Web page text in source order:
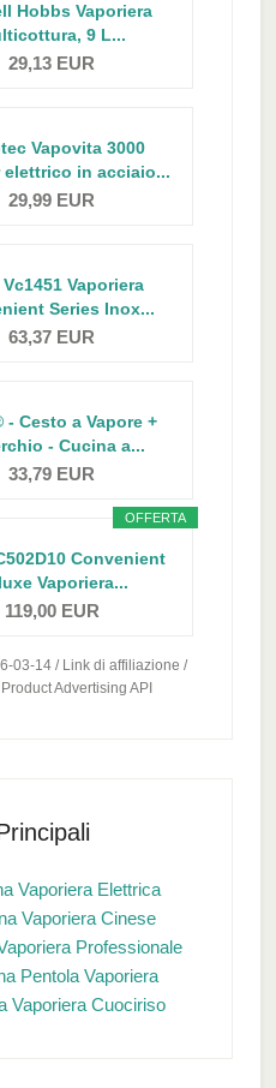
Hobbs Vaporiera
9 L...
29,13 EUR
Vapovita 3000
elettrico in acciaio...
29,99 EUR
Vaporiera
Series Inox...
63,37 EUR
- Cesto a Vapore +
- Cucina a...
33,79 EUR
OFFERTA
Convenient
Vaporiera...
119,00 EUR
03-14 / Link di affiliazione /
Advertising API
Vaporiera Elettrica
Vaporiera Cinese
Professionale
Pentola Vaporiera
Vaporiera Cuociriso